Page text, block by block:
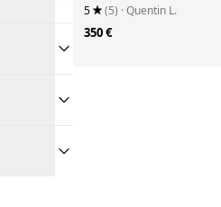
5 (5) · Quentin L.
350 €